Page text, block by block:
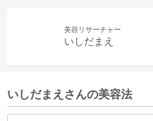
美容リサーチャー
いしだまえ
いしだまえさんの美容法